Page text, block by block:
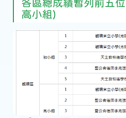
各區總成績暫列前五
高小組)